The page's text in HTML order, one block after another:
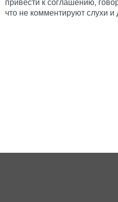
что не комментируют слухи